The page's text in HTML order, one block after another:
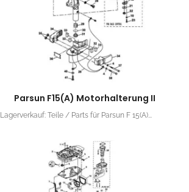
Parsun F15(A) Motorhalterung II
Lagerverkauf: Teile / Parts für Parsun F 15(A)...